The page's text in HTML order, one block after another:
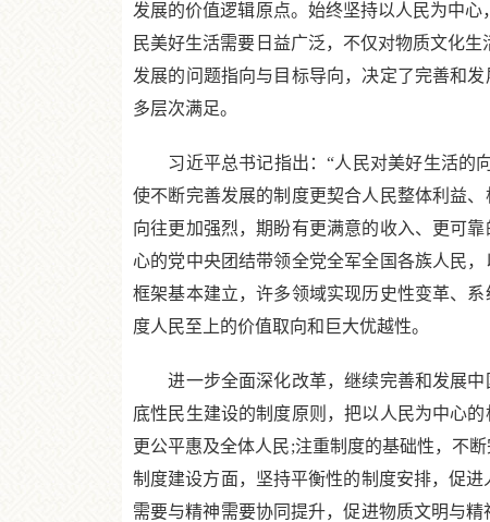
发展的价值逻辑原点。始终坚持以人民为中
民美好生活需要日益广泛，不仅对物质文化
发展的问题指向与目标导向，决定了完善和
多层次满足。
习近平总书记指出：“人民对美好生活的向
使不断完善发展的制度更契合人民整体利益
向往更加强烈，期盼有更满意的收入、更可
心的党中央团结带领全党全军全国各族人民
框架基本建立，许多领域实现历史性变革、
度人民至上的价值取向和巨大优越性。
进一步全面深化改革，继续完善和发展中
底性民生建设的制度原则，把以人民为中心
更公平惠及全体人民;注重制度的基础性，不
制度建设方面，坚持平衡性的制度安排，促
需要与精神需要协同提升，促进物质文明与